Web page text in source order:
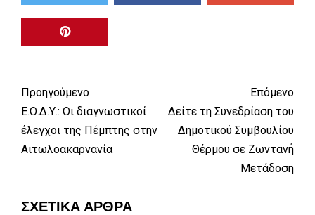
Προηγούμενο
Ε.Ο.Δ.Υ.: Οι διαγνωστικοί
έλεγχοι της Πέμπτης στην
Αιτωλοακαρνανία
Επόμενο
Δείτε τη Συνεδρίαση του
Δημοτικού Συμβουλίου
Θέρμου σε Ζωντανή
Μετάδοση
ΣΧΕΤΙΚΆ ΆΡΘΡΑ